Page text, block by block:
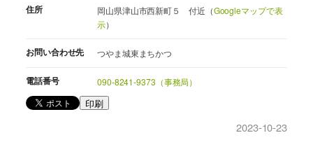
住所 岡山県津山市西新町５ 付近（Googleマップで表
示）
お問い合わせ先 つやま城東まちかつ
電話番号 090-8241-9373（事務局）
印刷
2023-10-23